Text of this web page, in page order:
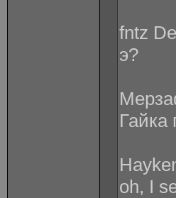
fntz
э?
Гайка
oh, I